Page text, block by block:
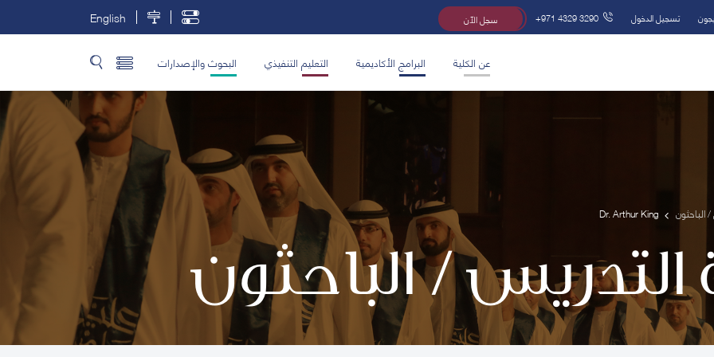
تسجيل الدخول +971 4329 3290 سجل الآن English
عن الكلية البرامج الأكاديمية التعليم التنفيذي البحوث والإصدارات
الباحثون Dr. Arthur King
التدريس / الباحثون